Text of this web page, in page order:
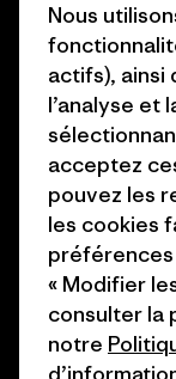
Objectifs
1% For The Planet
Comment nous
Cartes cadeaux
Nos magasins
© 2026 Patagonia,
Nous
actifs), ainsi
l’analyse et
acceptez
pouvez les
les cookies
« Modifier
consulter la
notre